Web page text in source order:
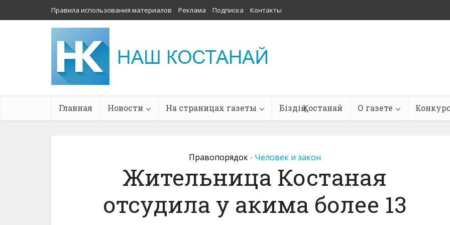
Правила использования материалов Реклама Подписка Контакты
Главная Новости На страницах газеты Біздің Қостанай О газете
Правопорядок • Человек и закон
Жительница Костаная
отсудила у акима более 13